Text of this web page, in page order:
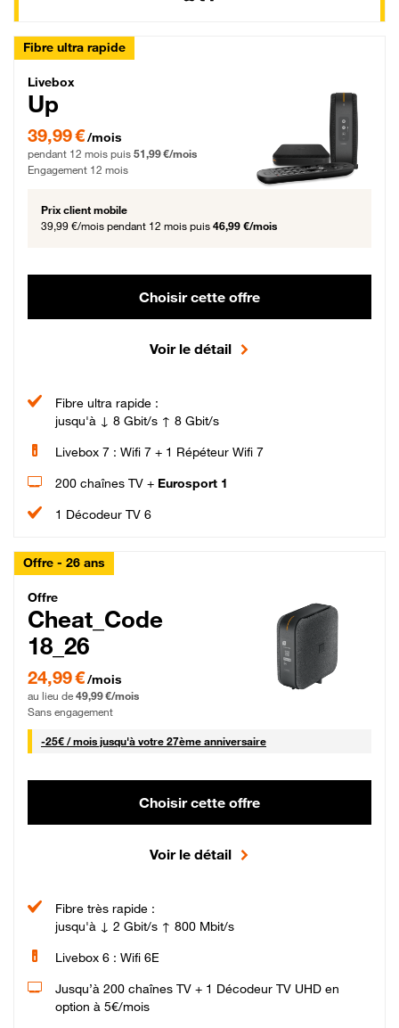
Fibre ultra rapide
Livebox Up Fibre
Livebox
Up
39,99 € par mois pendant 12 mois puis 51,99 € par mois, Engagement 12 mois
39,99 €/mois
pendant 12 mois puis 51,99 €/mois
Engagement 12 mois
Prix client mobile
39,99 €/mois pendant 12 mois puis 46,99 €/mois
Choisir cette offre
Voir le détail
Fibre ultra rapide :
jusqu'à ↓ 8 Gbit/s ↑ 8 Gbit/s
Livebox 7 : Wifi 7 + 1 Répéteur Wifi 7
200 chaînes TV + Eurosport 1
1 Décodeur TV 6
Offre - 26 ans
Cheat_Code Fibre_18_26
Offre
Cheat_Code
18_26
24,99 € par mois pendant 0 mois puis 49,99 € par mois, Sans engagement
24,99 €/mois
au lieu de 49,99 €/mois
Sans engagement
-25€ / mois25 € par mois
jusqu'à votre 27ème anniversaire
Choisir cette offre
Voir le détail
Fibre très rapide :
jusqu'à ↓ 2 Gbit/s ↑ 800 Mbit/s
Livebox 6 : Wifi 6E
Jusqu’à 200 chaînes TV + 1 Décodeur TV UHD en
option à 5€/mois